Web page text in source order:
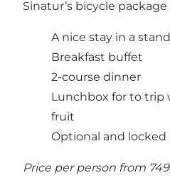
Sinatur’s bicycle package
A nice stay in a
Breakfast buffet
2-course dinner
Lunchbox for to trip
fruit
Optional and locked
Price per person from